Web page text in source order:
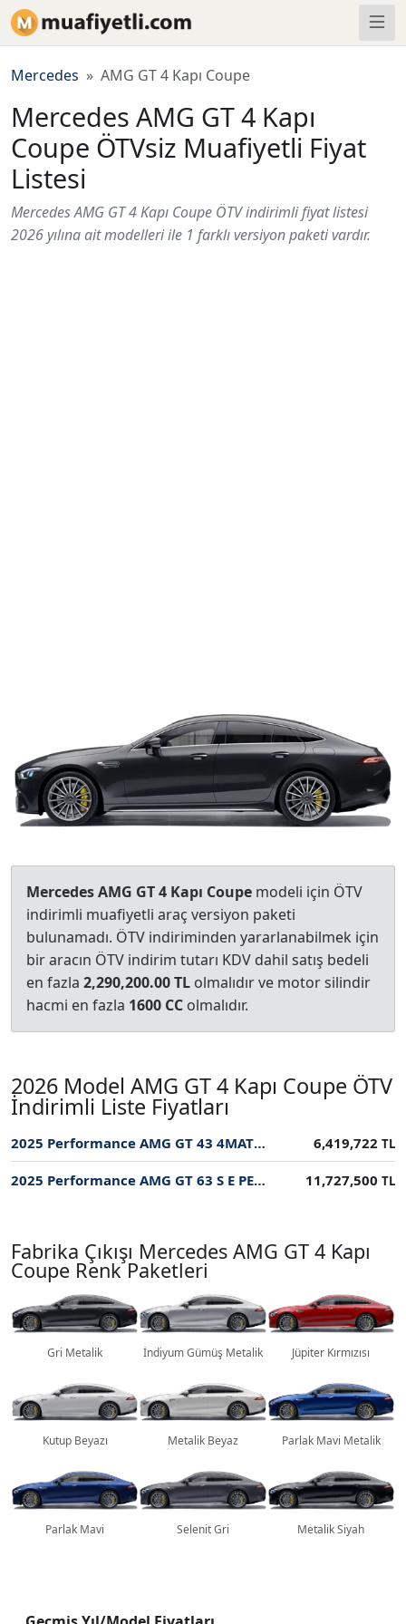
Mercedes AMG GT 4 Kapı Coupe
Mercedes AMG GT 4 Kapı
Coupe ÖTVsiz Muafiyetli Fiyat
Listesi
Mercedes AMG GT 4 Kapı Coupe ÖTV indirimli fiyat listesi
2026 yılına ait modelleri ile 1 farklı versiyon paketi vardır.
Mercedes AMG GT 4 Kapı Coupe modeli için ÖTV
indirimli muafiyetli araç versiyon paketi
bulunamadı. ÖTV indiriminden yararlanabilmek için
bir aracın ÖTV indirim tutarı KDV dahil satış bedeli
en fazla 2,290,200.00 TL olmalıdır ve motor silindir
hacmi en fazla 1600 CC olmalıdır.
2026 Model AMG GT 4 Kapı Coupe ÖTV
İndirimli Liste Fiyatları
2025 Performance AMG GT 43 4MATIC+ ÖTV İndirimli Fiyatı 6,419,722 TL
2025 Performance AMG GT 63 S E PERFORMANCE 843 BG ÖTV İndirimli Fiyatı 11,727,500 TL
Fabrika Çıkışı Mercedes AMG GT 4 Kapı
Coupe Renk Paketleri
Gri Metalik İndiyum Gümüş Metalik Jüpiter Kırmızısı
Kutup Beyazı Metalik Beyaz Parlak Mavi Metalik
Parlak Mavi Selenit Gri Metalik Siyah